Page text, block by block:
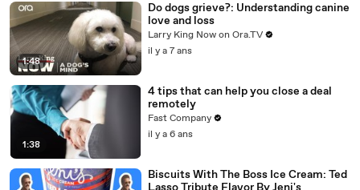
1:48
Do dogs grieve?: Understanding canine
love and loss
Larry King Now on Ora.TV
il y a 7 ans
1:38
4 tips that can help you close a deal
remotely
Fast Company
il y a 6 ans
Biscuits With The Boss Ice Cream: Ted